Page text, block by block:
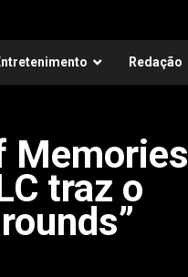
Redação
Memories
traz o